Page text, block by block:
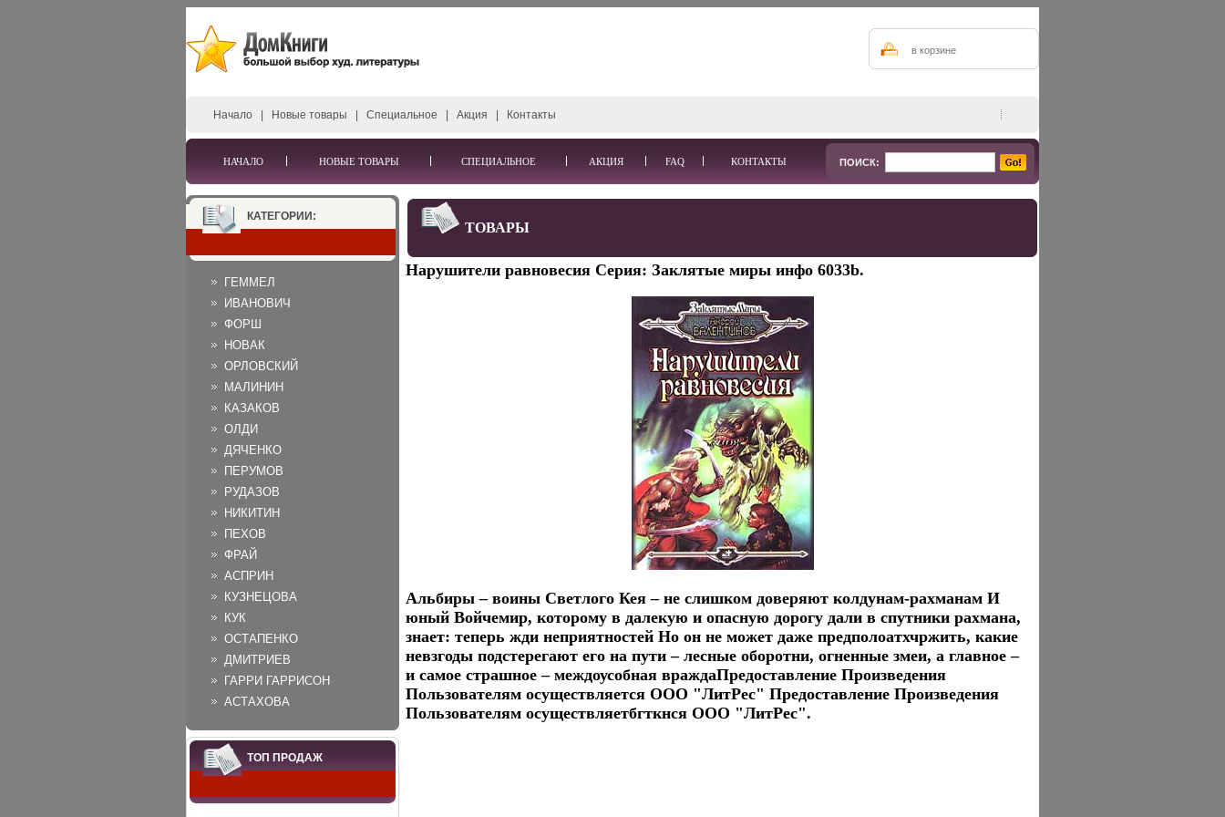
в корзине
Начало Новые товары Специальное Акция Контакты
НАЧАЛО НОВЫЕ ТОВАРЫ СПЕЦИАЛЬНОЕ АКЦИЯ FAQ КОНТАКТЫ ПОИСК:
КАТЕГОРИИ:
ГЕММЕЛ
ИВАНОВИЧ
ФОРШ
НОВАК
ОРЛОВСКИЙ
МАЛИНИН
КАЗАКОВ
ОЛДИ
ДЯЧЕНКО
ПЕРУМОВ
РУДАЗОВ
НИКИТИН
ПЕХОВ
ФРАЙ
АСПРИН
КУЗНЕЦОВА
КУК
ОСТАПЕНКО
ДМИТРИЕВ
ГАРРИ ГАРРИСОН
АСТАХОВА
ТОП ПРОДАЖ
ТОВАРЫ
Нарушители равновесия Серия: Заклятые миры инфо 6033b.
Альбиры – воины Светлого Кея – не слишком доверяют колдунам-рахманам И
юный Войчемир, которому в далекую и опасную дорогу дали в спутники рахмана,
знает: теперь жди неприятностей Но он не может даже предполоатхчржить, какие
невзгоды подстерегают его на пути – лесные оборотни, огненные змеи, а главное –
и самое страшное – междоусобная враждаПредоставление Произведения
Пользователям осуществляется ООО "ЛитРес" Предоставление Произведения
Пользователям осуществляетбгткнся ООО "ЛитРес".